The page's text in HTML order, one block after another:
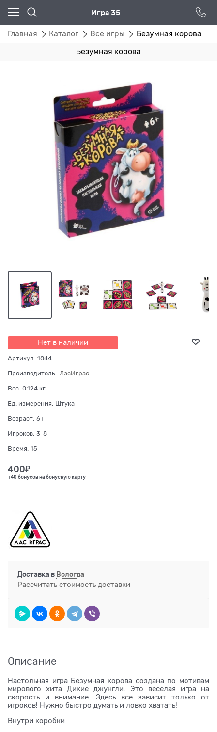
Игра 35
Главная Каталог Все игры Безумная корова
Безумная корова
Нет в наличии
Артикул: 1844
Производитель : ЛасИграс
Вес: 0.124 кг.
Ед. измерения: Штука
Возраст: 6+
Игроков: 3-8
Время: 15
400₽
+40 бонусов на бонусную карту
Доставка в Вологда
Рассчитать стоимость доставки
Описание
Настольная игра Безумная корова создана по мотивам
мирового хита Дикие джунгли. Это веселая игра на
скорость и внимание. Здесь все зависит только от
игроков! Нужно быстро думать и ловко хватать!
Внутри коробки